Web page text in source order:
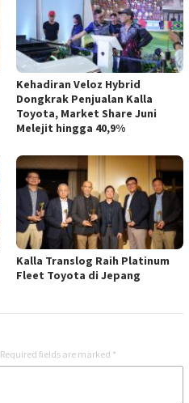
Kehadiran Veloz Hybrid
Dongkrak Penjualan Kalla
Toyota, Market Share Juni
Melejit hingga 40,9%
Kalla Translog Raih Platinum
Fleet Toyota di Jepang
Required fields are marked *